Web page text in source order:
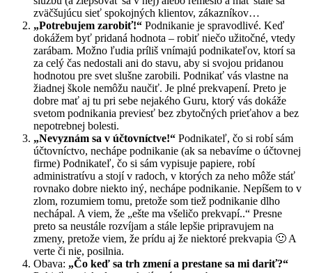
zväčšujúcu sieť spokojných klientov, zákazníkov…
„Potrebujem zarobiť!“ Podnikanie je spravodlivé. Keď
dokážem byť pridaná hodnota – robiť niečo užitočné, vtedy
zarábam. Možno ľudia príliš vnímajú podnikateľov, ktorí sa
za celý čas nedostali ani do stavu, aby si svojou pridanou
hodnotou pre svet slušne zarobili. Podnikať vás vlastne na
žiadnej škole nemôžu naučiť. Je plné prekvapení. Preto je
dobre mať aj tu pri sebe nejakého Guru, ktorý vás dokáže
svetom podnikania previesť bez zbytočných prieťahov a bez
nepotrebnej bolesti.
„Nevyznám sa v účtovníctve!“ Podnikateľ, čo si robí sám
účtovníctvo, nechápe podnikanie (ak sa nebavíme o účtovnej
firme) Podnikateľ, čo si sám vypisuje papiere, robí
administratívu a stojí v radoch, v ktorých za neho môže stáť
rovnako dobre niekto iný, nechápe podnikanie. Nepíšem to v
zlom, rozumiem tomu, pretože som tiež podnikanie dlho
nechápal. A viem, že „ešte ma všeličo prekvapí..“ Presne
preto sa neustále rozvíjam a stále lepšie pripravujem na
zmeny, pretože viem, že prídu aj že niektoré prekvapia 🙂 A
verte či nie, posilnia.
Obava: „Čo keď sa trh zmení a prestane sa mi dariť?“